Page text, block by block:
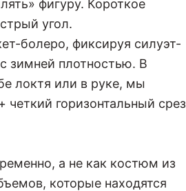
фигуру. Короткое
угол.
болеро, фиксируя силуэт-
зимней плотностью. В
локтя или в руке, мы
горизонтальный срез
а не как костюм из
которые находятся